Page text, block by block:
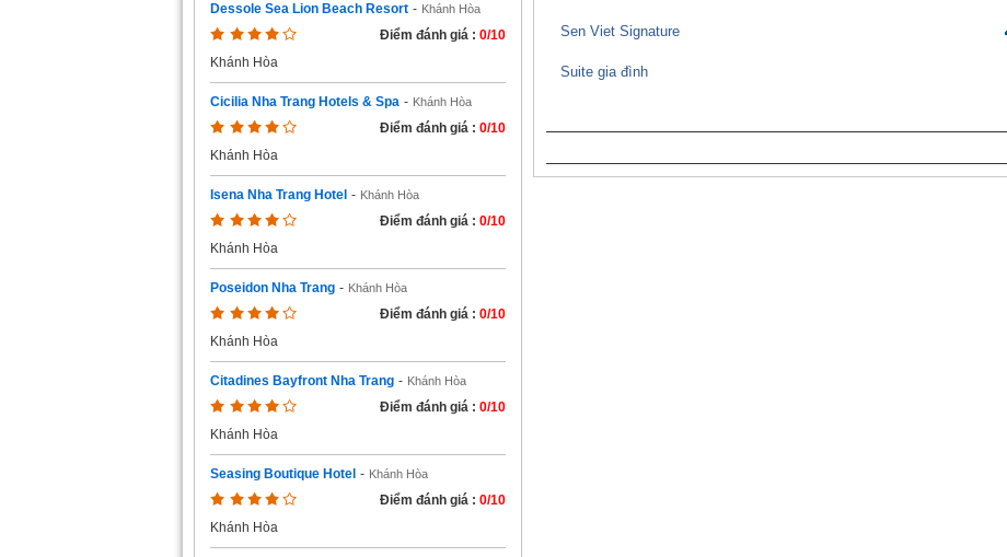
Dessole Sea Lion Beach Resort - Khánh Hòa
Điểm đánh giá : 0/10
Khánh Hòa
Cicilia Nha Trang Hotels & Spa - Khánh Hòa
Điểm đánh giá : 0/10
Khánh Hòa
Isena Nha Trang Hotel - Khánh Hòa
Điểm đánh giá : 0/10
Khánh Hòa
Poseidon Nha Trang - Khánh Hòa
Điểm đánh giá : 0/10
Khánh Hòa
Citadines Bayfront Nha Trang - Khánh Hòa
Điểm đánh giá : 0/10
Khánh Hòa
Seasing Boutique Hotel - Khánh Hòa
Điểm đánh giá : 0/10
Khánh Hòa
Sen Viet Signature
Suite gia đình